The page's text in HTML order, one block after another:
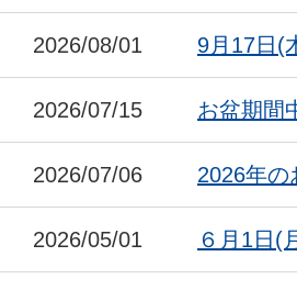
2026/08/01 9月17日(
2026/07/15 お盆期間
2026/07/06 2026年の
2026/05/01 ６月1日(